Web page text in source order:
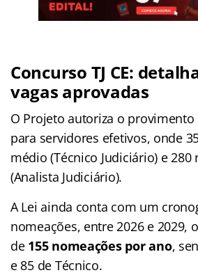
Concurso TJ CE:
vagas aprovadas
O Projeto autoriza o provimento
para servidores efetivos, onde
médio (Técnico Judiciário) e
(Analista Judiciário).
A Lei ainda conta com um
nomeações, entre 2026 e 2029,
de155 nomeações por ano,
e 85 de Técnico.